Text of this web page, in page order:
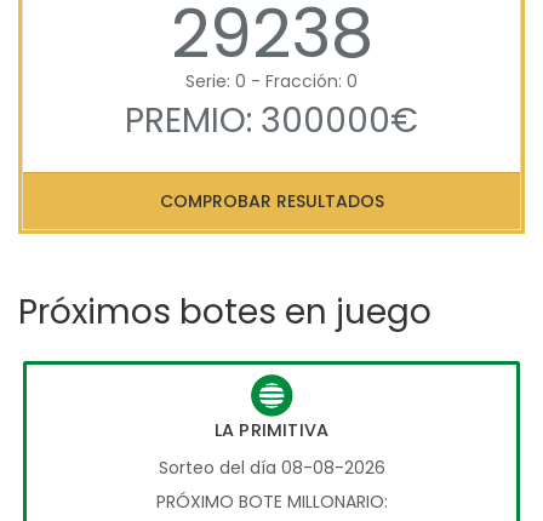
29238
Serie: 0 - Fracción: 0
PREMIO: 300000€
COMPROBAR RESULTADOS
Próximos botes en juego
LA PRIMITIVA
Sorteo del día 08-08-2026
PRÓXIMO BOTE MILLONARIO: